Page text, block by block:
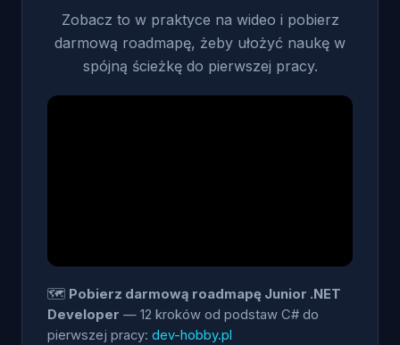
Zobacz to w praktyce na wideo i pobierz
darmową roadmapę, żeby ułożyć naukę w
spójną ścieżkę do pierwszej pracy.
🗺️ Pobierz darmową roadmapę Junior .NET
Developer — 12 kroków od podstaw C# do
pierwszej pracy: dev-hobby.pl